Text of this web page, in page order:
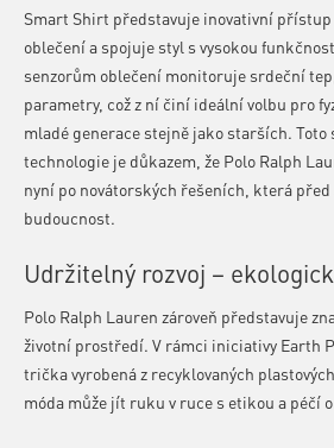
Smart Shirt představuje inovativní
oblečení a spojuje styl s vysokou
senzorům oblečení monitoruje srdeční
parametry, což z ní činí ideální volbu pro
mladé generace stejně jako starších. Toto
technologie je důkazem, že Polo Ralph
nyní po novátorských řešeních, která
budoucnost.
Udržitelný rozvoj –
Polo Ralph Lauren zároveň představuje
životní prostředí. V rámci iniciativy Earth
trička vyrobená z recyklovaných
móda může jít ruku v ruce s etikou a péčí